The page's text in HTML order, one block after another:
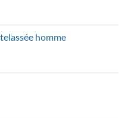
homme